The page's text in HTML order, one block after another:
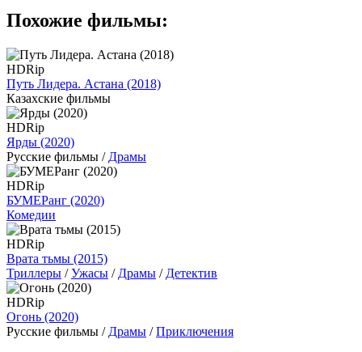
Похожие фильмы:
HDRip
Путь Лидера. Астана (2018)
Казахские фильмы
HDRip
Ярды (2020)
Русские фильмы / Драмы
HDRip
БУМЕРанг (2020)
Комедии
HDRip
Врата тьмы (2015)
Триллеры /Ужасы / Драмы / Детектив
HDRip
Огонь (2020)
Русские фильмы / Драмы /Приключения